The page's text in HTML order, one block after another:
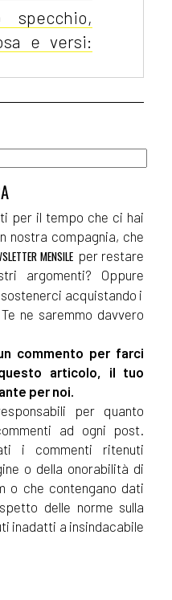
specchio,
e versi:
della
Šebőková
una vita, di
A
Rossi:
rifarei, di
per il tempo che ci hai
nostra compagnia, che
MENSILE per restare
argomenti? Oppure
acquistando i
ne saremmo davvero
commento per farci
articolo, il tuo
per noi.
per quanto
ad ogni post.
i commenti ritenuti
o della onorabilità di
o che contengano dati
delle norme sulla
inadatti a insindacabile